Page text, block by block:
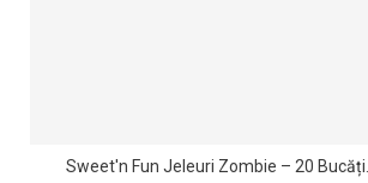
Sweet'n Fun Jeleuri Zombie – 20 Bucăți...